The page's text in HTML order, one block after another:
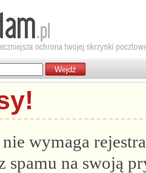
nie wymaga
spamu na swoją